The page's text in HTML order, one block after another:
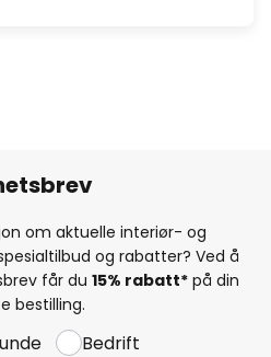
om aktuelle interiør- og
og rabatter? Ved å
får du 15% rabatt* på din
bestilling.
Bedrift